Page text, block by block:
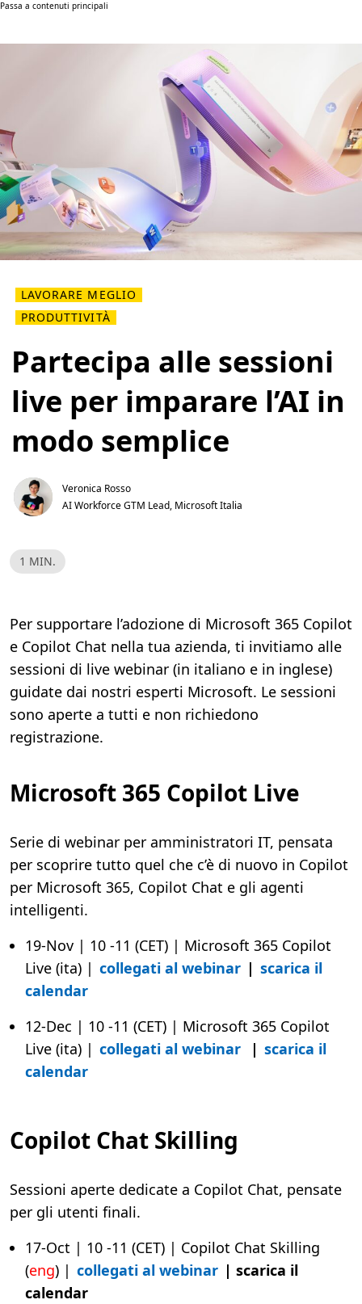
Passa a contenuti principali
LAVORARE MEGLIO
PRODUTTIVITÀ
Partecipa alle sessioni
live per imparare l’AI in
modo semplice
Veronica Rosso
AI Workforce GTM Lead, Microsoft Italia
T
e
e
t
r
a
,
m
1 MIN.
Per supportare l’adozione di Microsoft 365 Copilot
e Copilot Chat nella tua azienda, ti invitiamo alle
sessioni di live webinar (in italiano e in inglese)
guidate dai nostri esperti Microsoft. Le sessioni
sono aperte a tutti e non richiedono
registrazione.
Microsoft 365 Copilot Live
Serie di webinar per amministratori IT, pensata
per scoprire tutto quel che c’è di nuovo in Copilot
per Microsoft 365, Copilot Chat e gli agenti
intelligenti.
19-Nov | 10 -11 (CET) | Microsoft 365 Copilot
Live (ita) | collegati al webinar | scarica il
calendar
12-Dec | 10 -11 (CET) | Microsoft 365 Copilot
Live (ita) | collegati al webinar | scarica il
calendar
Copilot Chat Skilling
Sessioni aperte dedicate a Copilot Chat, pensate
per gli utenti finali.
17-Oct | 10 -11 (CET) | Copilot Chat Skilling
(eng) | collegati al webinar | scarica il
calendar